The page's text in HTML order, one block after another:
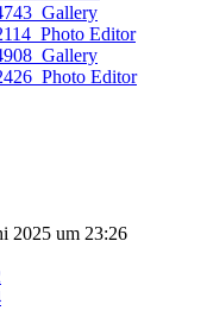
2025 um 23:26